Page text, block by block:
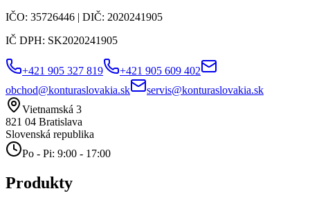
IČO: 35726446 | DIČ: 2020241905
IČ DPH: SK2020241905
+421 905 327 819
+421 905 609 402
obchod@konturaslovakia.sk
servis@konturaslovakia.sk
Vietnamská 3
821 04 Bratislava
Slovenská republika
Po - Pi: 9:00 - 17:00
Produkty